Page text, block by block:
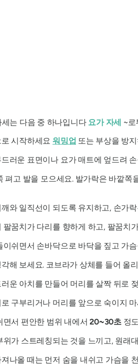
는 다음 중 하나입니다 요가 자세 ~로
로 시작하세요워밍업 또는 부상을 방
러운 표면이나 요가 매트에 엎드려
펴고 발을 모으세요. 발가락은 바깥
와 일직선이 되도록 유지하고, 손가
팔꿈치가 다리를 향하게 하고, 팔꿈치
이쉬면서 손바닥으로 바닥을 짚고 가
해 보세요. 코브라가 상체를 들어 올
운 아치를 만들어 머리를 살짝 뒤로
구부리거나 머리를 앞으로 숙이지
면서 편안한 범위 내에서20~30초정
위가 스트레칭되는 것을 느끼고, 원래
나올 때는 먼저 숨을 내쉬고 가슴을